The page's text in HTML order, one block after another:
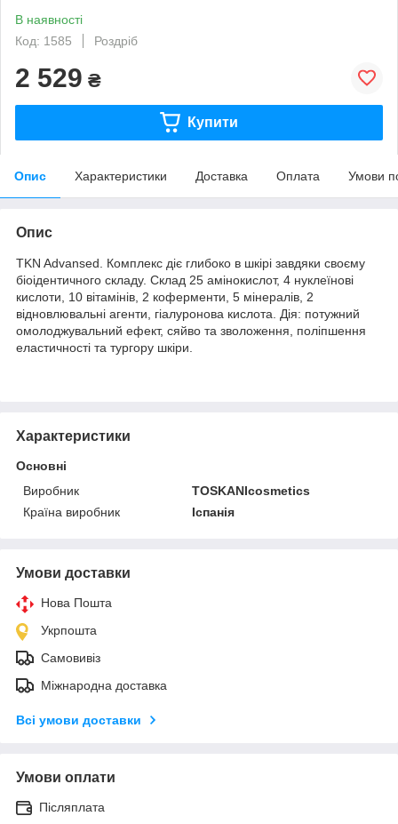
В наявності
Код: 1585
Роздріб
2 529 ₴
Купити
Опис Характеристики Доставка Оплата Умови
Опис
TKN Advansed. Комплекс діє глибоко в шкірі завдяки своєму
біоідентичного складу. Склад 25 амінокислот, 4 нуклеїнові
кислоти, 10 вітамінів, 2 коферменти, 5 мінералів, 2
відновлювальні агенти, гіалуронова кислота. Дія: потужний
омолоджувальний ефект, сяйво та зволоження, поліпшення
еластичності та тургору шкіри.
Характеристики
Основні
Виробник
TOSKANIcosmetics
Країна виробник
Іспанія
Умови доставки
Нова Пошта
Укрпошта
Самовивіз
Міжнародна доставка
Всі умови доставки
Умови оплати
Післяплата